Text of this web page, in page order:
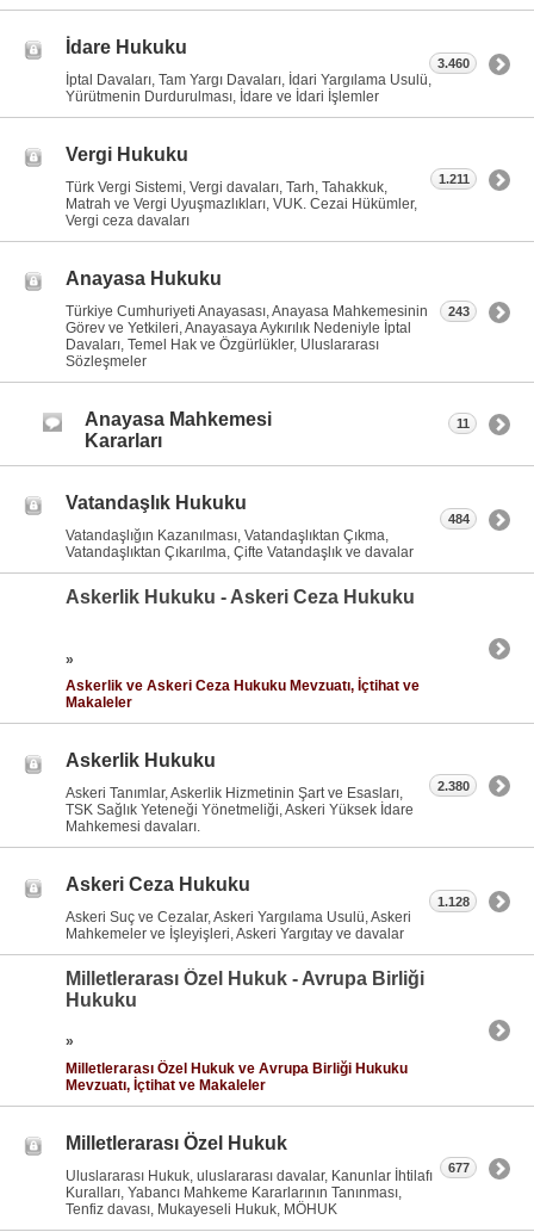
İdare Hukuku
İptal Davaları, Tam Yargı Davaları, İdari Yargılama Usulü,
Yürütmenin Durdurulması, İdare ve İdari İşlemler
3.460
Vergi Hukuku
Türk Vergi Sistemi, Vergi davaları, Tarh, Tahakkuk,
Matrah ve Vergi Uyuşmazlıkları, VUK. Cezai Hükümler,
Vergi ceza davaları
1.211
Anayasa Hukuku
Türkiye Cumhuriyeti Anayasası, Anayasa Mahkemesinin
Görev ve Yetkileri, Anayasaya Aykırılık Nedeniyle İptal
Davaları, Temel Hak ve Özgürlükler, Uluslararası
Sözleşmeler
243
Anayasa Mahkemesi
Kararları
11
Vatandaşlık Hukuku
Vatandaşlığın Kazanılması, Vatandaşlıktan Çıkma,
Vatandaşlıktan Çıkarılma, Çifte Vatandaşlık ve davalar
484
Askerlik Hukuku - Askeri Ceza Hukuku
»
Askerlik ve Askeri Ceza Hukuku Mevzuatı, İçtihat ve
Makaleler
Askerlik Hukuku
Askeri Tanımlar, Askerlik Hizmetinin Şart ve Esasları,
TSK Sağlık Yeteneği Yönetmeliği, Askeri Yüksek İdare
Mahkemesi davaları.
2.380
Askeri Ceza Hukuku
Askeri Suç ve Cezalar, Askeri Yargılama Usulü, Askeri
Mahkemeler ve İşleyişleri, Askeri Yargıtay ve davalar
1.128
Milletlerarası Özel Hukuk - Avrupa Birliği
Hukuku
»
Milletlerarası Özel Hukuk ve Avrupa Birliği Hukuku
Mevzuatı, İçtihat ve Makaleler
Milletlerarası Özel Hukuk
Uluslararası Hukuk, uluslararası davalar, Kanunlar İhtilafı
Kuralları, Yabancı Mahkeme Kararlarının Tanınması,
Tenfiz davası, Mukayeseli Hukuk, MÖHUK
677